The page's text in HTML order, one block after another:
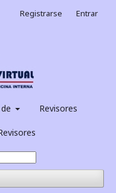
Revisores
Registrarse Entrar